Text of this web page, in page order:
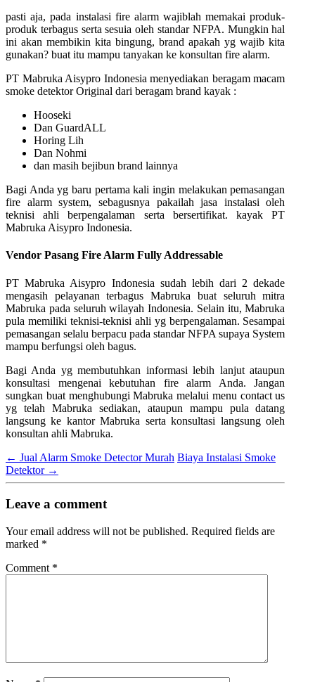
pasti aja, pada instalasi fire alarm wajiblah memakai produk-
produk terbagus serta sesuia oleh standar NFPA. Mungkin hal
ini akan membikin kita bingung, brand apakah yg wajib kita
gunakan? buat itu mampu tanyakan ke konsultan fire alarm.
PT Mabruka Aisypro Indonesia menyediakan beragam macam
smoke detektor Original dari beragam brand kayak :
Hooseki
Dan GuardALL
Horing Lih
Dan Nohmi
dan masih bejibun brand lainnya
Bagi Anda yg baru pertama kali ingin melakukan pemasangan
fire alarm system, sebagusnya pakailah jasa instalasi oleh
teknisi ahli berpengalaman serta bersertifikat. kayak PT
Mabruka Aisypro Indonesia.
Vendor Pasang Fire Alarm Fully Addressable
PT Mabruka Aisypro Indonesia sudah lebih dari 2 dekade
mengasih pelayanan terbagus Mabruka buat seluruh mitra
Mabruka pada seluruh wilayah Indonesia. Selain itu, Mabruka
pula memiliki teknisi-teknisi ahli yg berpengalaman. Sesampai
pemasangan selalu berpacu pada standar NFPA supaya System
mampu berfungsi oleh bagus.
Bagi Anda yg membutuhkan informasi lebih lanjut ataupun
konsultasi mengenai kebutuhan fire alarm Anda. Jangan
sungkan buat menghubungi Mabruka melalui menu contact us
yg telah Mabruka sediakan, ataupun mampu pula datang
langsung ke kantor Mabruka serta konsultasi langsung oleh
konsultan ahli Mabruka.
← Jual Alarm Smoke Detector Murah Biaya Instalasi Smoke
Detektor →
Leave a comment
Your email address will not be published. Required fields are
marked *
Comment *